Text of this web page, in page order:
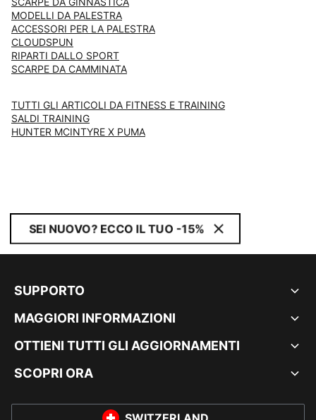
MODELLI DA PALESTRA
ACCESSORI PER LA PALESTRA
CLOUDSPUN
RIPARTI DALLO SPORT
SCARPE DA CAMMINATA
TUTTI GLI ARTICOLI DA FITNESS E TRAINING
SALDI TRAINING
HUNTER MCINTYRE X PUMA
SEI NUOVO? ECCO IL TUO -15%
SUPPORTO
MAGGIORI INFORMAZIONI
OTTIENI TUTTI GLI AGGIORNAMENTI
SCOPRI ORA